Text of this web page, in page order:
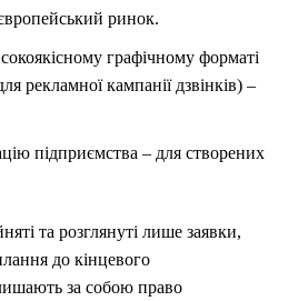
ринок.
графічному форматі
рекламної кампанії дзвінків) –
підприємства – для створених
та розглянуті лише заявки,
до кінцевого
за собою право